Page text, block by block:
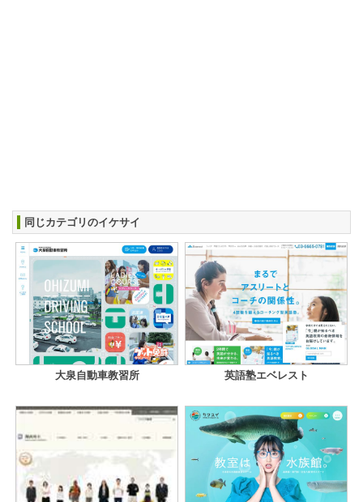
同じカテゴリのイケサイ
大泉自動車教習所 英語塾エベレスト